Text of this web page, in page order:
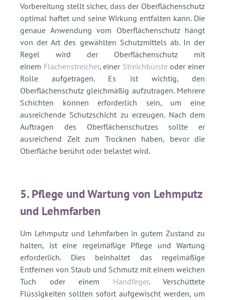
Vorbereitung stellt sicher, dass der Oberflächenschutz
optimal haftet und seine Wirkung entfalten kann. Die
genaue Anwendung vom Oberflächenschutz hängt
von der Art des gewählten Schutzmittels ab. In der
Regel wird der Oberflächenschutz mit
einem Flächenstreicher, einer Streichbürsteoder einer
Rolle aufgetragen. Es ist wichtig, den
Oberflächenschutz gleichmäßig aufzutragen. Mehrere
Schichten können erforderlich sein, um eine
ausreichende Schutzschicht zu erzeugen. Nach dem
Auftragen des Oberflächenschutzes sollte er
ausreichend Zeit zum Trocknen haben, bevor die
Oberfläche berührt oder belastet wird.
5. Pflege und Wartung von Lehmputz
und Lehmfarben
Um Lehmputz und Lehmfarben in gutem Zustand zu
halten, ist eine regelmäßige Pflege und Wartung
erforderlich. Dies beinhaltet das regelmäßige
Entfernen von Staub und Schmutz mit einem weichen
Tuch oder einem Handfeger. Verschüttete
Flüssigkeiten sollten sofort aufgewischt werden, um